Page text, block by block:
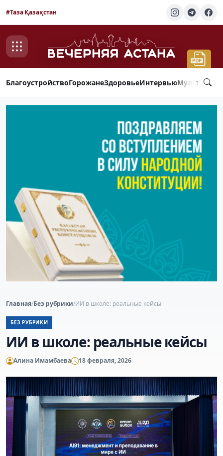
#Таза Қазақстан
БлагоустройствоГорожанеЗдоровьеИнтервью
Главная/Без рубрики/ИИ в школе: реальные кейсы
БЕЗ РУБРИКИ
ИИ в школе: реальные кейсы
Алина Имамбаева 18 февраля, 2026